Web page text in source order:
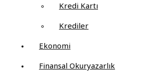
Kredi Kartı
Krediler
Ekonomi
Finansal Okuryazarlık